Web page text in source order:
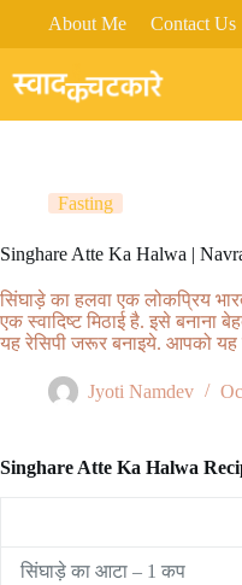
content
About Me Contact Us
Fasting
Singhare Atte Ka Halwa |
सिंघाड़े का हलवा एक लोकप्रिय
एक स्वादिष्ट मिठाई है. इसे
यह रेसिपी जरूर बनाइये. आपको
Jyoti Namdev
Singhare Atte Ka Halwa
सिंघाड़े का आटा – 1 कप